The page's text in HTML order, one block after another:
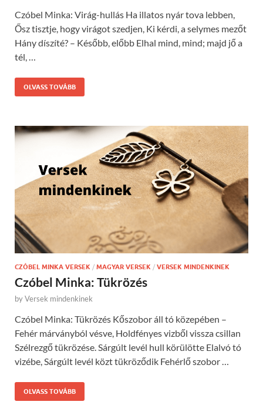
Czóbel Minka: Virág-hullás Ha illatos nyár tova lebben,
Ősz tisztje, hogy virágot szedjen, Ki kérdi, a selymes mezőt
Hány díszíté? – Később, előbb Elhal mind, mind; majd jő a
tél, …
OLVASS TOVÁBB
CZÓBEL MINKA VERSEK / MAGYAR VERSEK / VERSEK MINDENKINEK
Czóbel Minka: Tükrözés
byVersek mindenkinek
Czóbel Minka: Tükrözés Kőszobor áll tó közepében –
Fehér márványból vésve, Holdfényes vizből vissza csillan
Szélrezgő tükrözése. Sárgúlt levél hull körülötte Elalvó tó
vizébe, Sárgúlt levél közt tükröződik Fehérlő szobor …
OLVASS TOVÁBB